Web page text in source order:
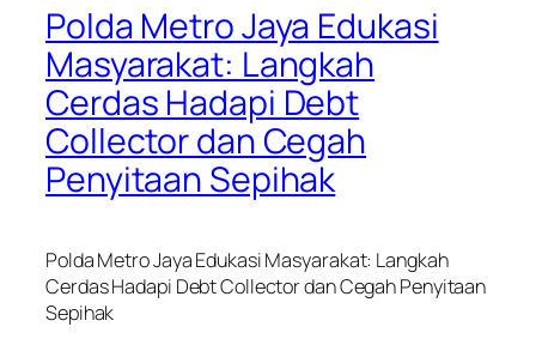
Polda Metro Jaya Edukasi
Masyarakat: Langkah
Cerdas Hadapi Debt
Collector dan Cegah
Penyitaan Sepihak
Polda Metro Jaya Edukasi Masyarakat: Langkah
Cerdas Hadapi Debt Collector dan Cegah Penyitaan
Sepihak